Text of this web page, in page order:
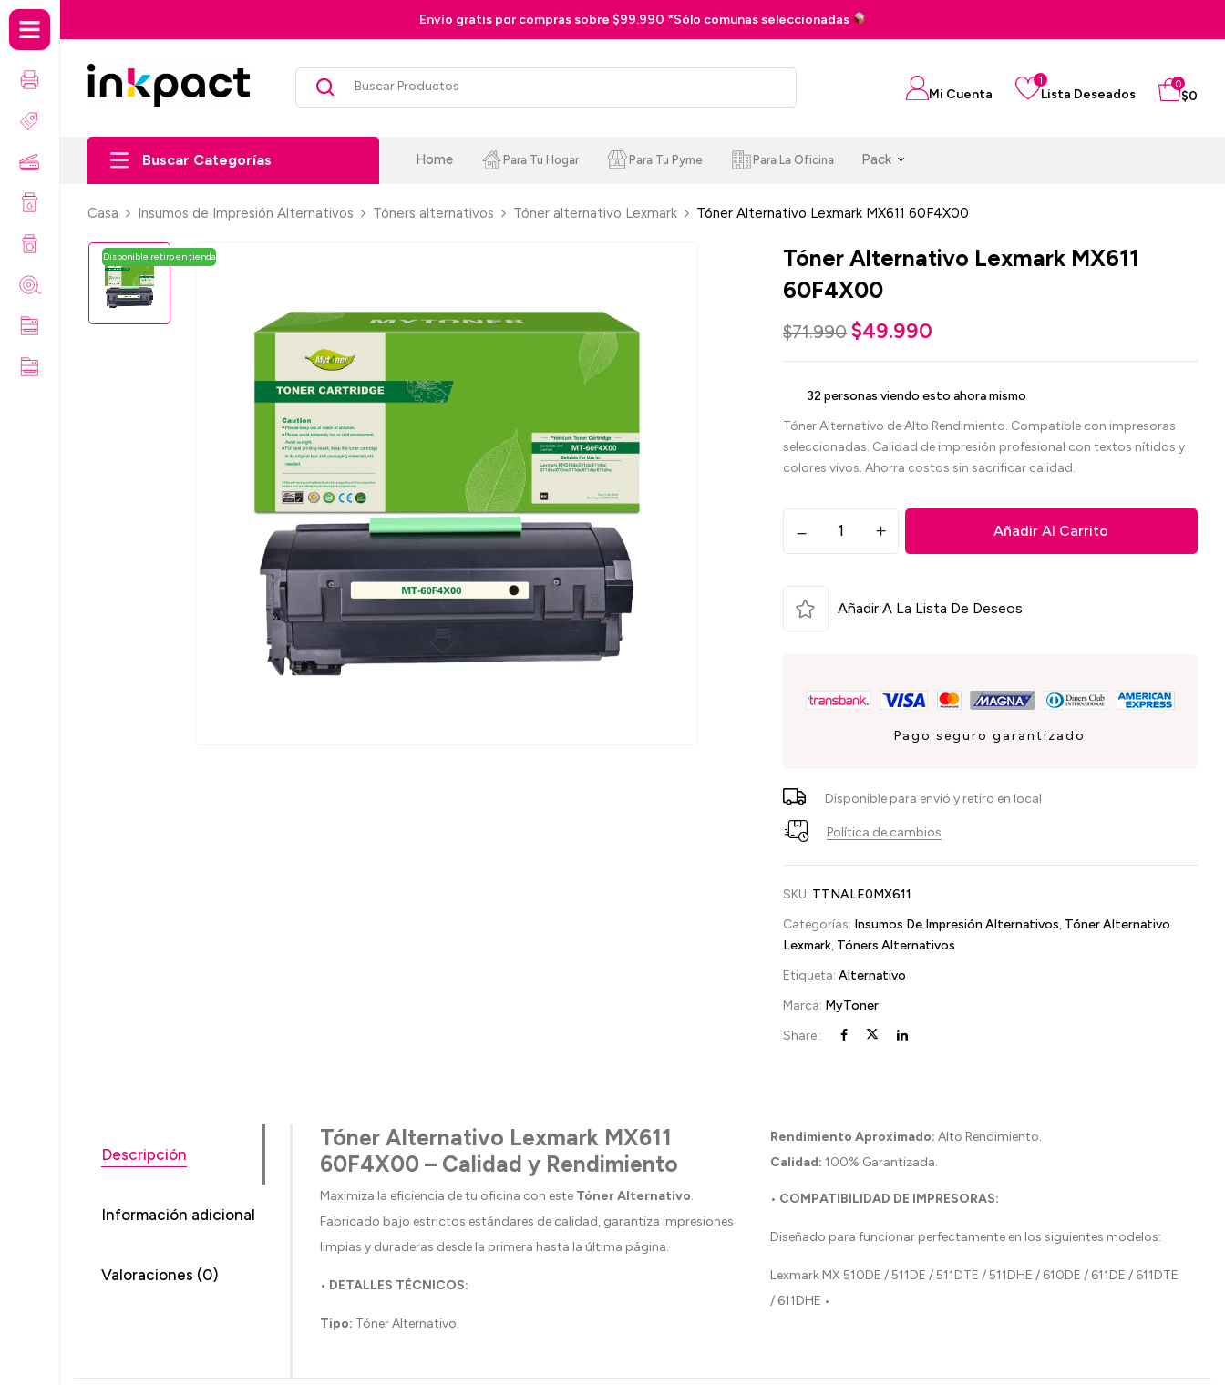
Envío gratis por compras sobre $99.990 *Sólo comunas seleccionadas
Mi Cuenta
1
Lista Deseados
0
$0
Buscar Categorías Home Para Tu Hogar Para Tu Pyme Para La Oficina Pack
Casa Insumos de Impresión Alternativos Tóners alternativos Tóner alternativo Lexmark Tóner Alternativo Lexmark MX611 60F4X00
Disponible retiro en tienda
Tóner Alternativo Lexmark MX611
60F4X00
$71.990 $49.990
39 personas viendo esto ahora mismo
Tóner Alternativo de Alto Rendimiento. Compatible con impresoras
seleccionadas. Calidad de impresión profesional con textos nítidos y
colores vivos. Ahorra costos sin sacrificar calidad.
Añadir Al Carrito
Añadir A La Lista De Deseos
Pago seguro garantizado
Disponible para envió y retiro en local
Política de cambios
SKU: TTNALE0MX611
Categorías: Insumos De Impresión Alternativos, Tóner Alternativo
Lexmark, Tóners Alternativos
Etiqueta: Alternativo
Marca: MyToner
Share :
Descripción
Información adicional
Valoraciones (0)
Tóner Alternativo Lexmark MX611
60F4X00 – Calidad y Rendimiento
Maximiza la eficiencia de tu oficina con este Tóner Alternativo.
Fabricado bajo estrictos estándares de calidad, garantiza impresiones
limpias y duraderas desde la primera hasta la última página.
• DETALLES TÉCNICOS:
Tipo: Tóner Alternativo.
Rendimiento Aproximado: Alto Rendimiento.
Calidad: 100% Garantizada.
• COMPATIBILIDAD DE IMPRESORAS:
Diseñado para funcionar perfectamente en los siguientes modelos:
Lexmark MX 510DE / 511DE / 511DTE / 511DHE / 610DE / 611DE / 611DTE
/ 611DHE •